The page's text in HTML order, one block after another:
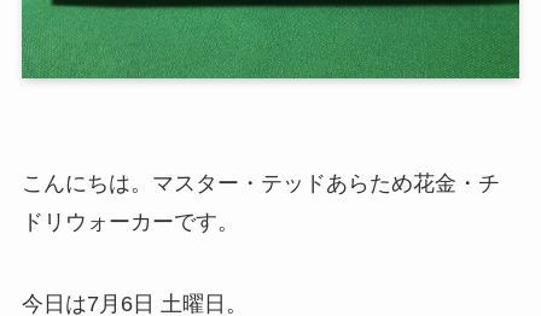
こんにちは。マスター・テッドあらため花金・チ
ドリウォーカーです。
今日は7月6日 土曜日。